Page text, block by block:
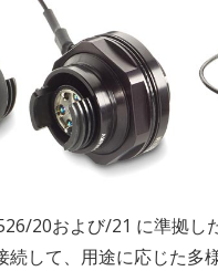
20および/21 に準拠し
して、用途に応じた多